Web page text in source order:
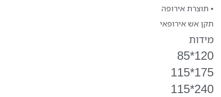
• תוצרת אירופה
תקן אש אירופאי
מידות
120*85
175*115
240*115